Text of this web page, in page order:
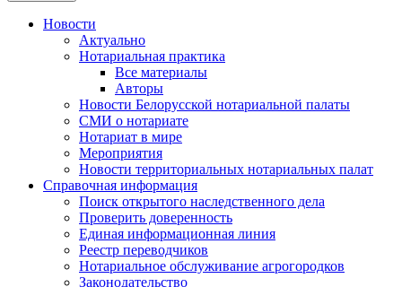
Новости
Актуально
Нотариальная практика
Все материалы
Авторы
Новости Белорусской нотариальной палаты
СМИ о нотариате
Нотариат в мире
Мероприятия
Новости территориальных нотариальных палат
Справочная информация
Поиск открытого наследственного дела
Проверить доверенность
Единая информационная линия
Реестр переводчиков
Нотариальное обслуживание агрогородков
Законодательство